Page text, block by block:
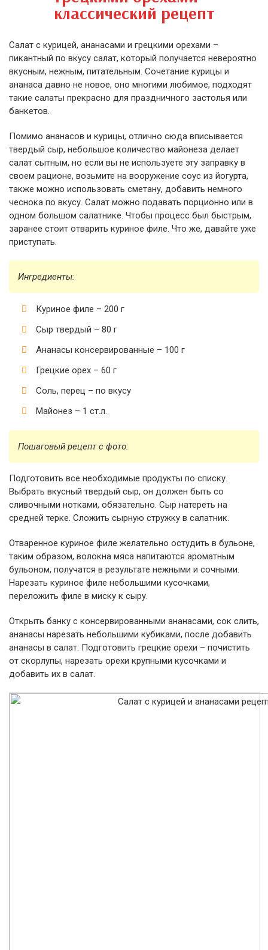
классический рецепт
Салат с курицей, ананасами и грецкими орехами –
пикантный по вкусу салат, который получается невероятно
вкусным, нежным, питательным. Сочетание курицы и
ананаса давно не новое, оно многими любимое, подходят
такие салаты прекрасно для праздничного застолья или
банкетов.
Помимо ананасов и курицы, отлично сюда вписывается
твердый сыр, небольшое количество майонеза делает
салат сытным, но если вы не используете эту заправку в
своем рационе, возьмите на вооружение соус из йогурта,
также можно использовать сметану, добавить немного
чеснока по вкусу. Салат можно подавать порционно или в
одном большом салатнике. Чтобы процесс был быстрым,
заранее стоит отварить куриное филе. Что же, давайте уже
приступать.
Ингредиенты:
Куриное филе – 200 г
Сыр твердый – 80 г
Ананасы консервированные – 100 г
Грецкие орех – 60 г
Соль, перец – по вкусу
Майонез – 1 ст.л.
Пошаговый рецепт с фото:
Подготовить все необходимые продукты по списку.
Выбрать вкусный твердый сыр, он должен быть со
сливочными нотками, обязательно. Сыр натереть на
средней терке. Сложить сырную стружку в салатник.
Отваренное куриное филе желательно остудить в бульоне,
таким образом, волокна мяса напитаются ароматным
бульоном, получатся в результате нежными и сочными.
Нарезать куриное филе небольшими кусочками,
переложить филе в миску к сыру.
Открыть банку с консервированными ананасами, сок слить,
ананасы нарезать небольшими кубиками, после добавить
ананасы в салат. Подготовить грецкие орехи – почистить
от скорлупы, нарезать орехи крупными кусочками и
добавить их в салат.